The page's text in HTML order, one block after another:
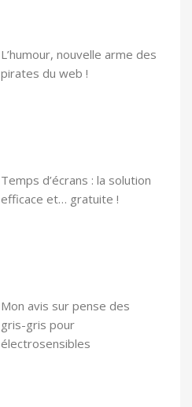
L’humour, nouvelle arme des
pirates du web !
Temps d’écrans : la solution
efficace et… gratuite !
Mon avis sur pense des
gris-gris pour
électrosensibles